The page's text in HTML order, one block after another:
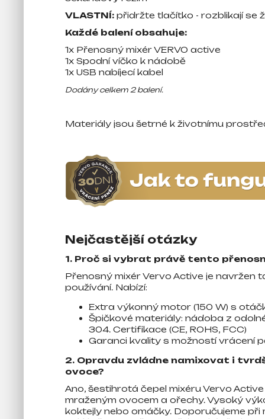
VLASTNÍ: přidržte tlačítko - rozblikají se
Každé balení obsahuje:
1x Přenosný mixér VERVO active
1x Spodní víčko k nádobě
1x USB nabíjecí kabel
Dodány celkem 2 balení.
Materiály jsou šetrné k životnímu
Nejčastější otázky
1. Proč si vybrat právě tento
Přenosný mixér Vervo Active je navržen
používání. Nabízí:
Extra výkonný motor (150 W) s
Špičkové materiály: nádoba z
304. Certifikace (CE, ROHS, FCC)
Garanci kvality s možností vrácení
2. Opravdu zvládne namixovat i
ovoce?
Ano, šestihrotá čepel mixéru Vervo
mraženým ovocem a ořechy. Vysoký
koktejly nebo omáčky. Doporučujeme